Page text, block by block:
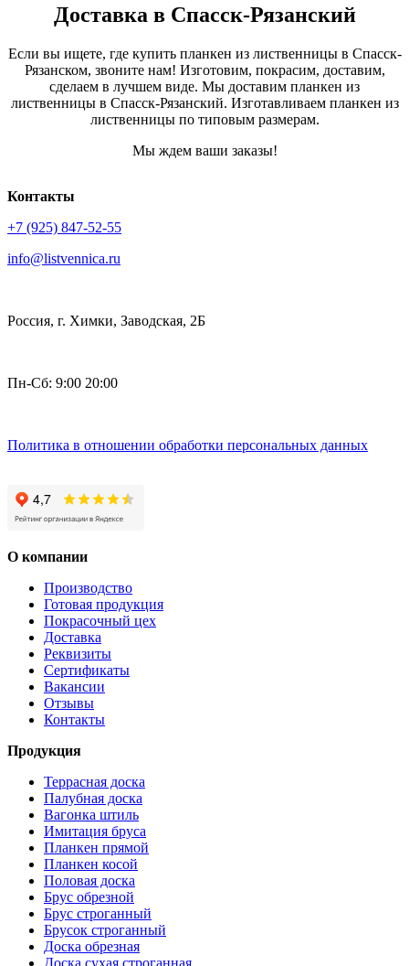
Доставка в Спасск-Рязанский
Если вы ищете, где купить планкен из лиственницы в Спасск-
Рязанском, звоните нам! Изготовим, покрасим, доставим,
сделаем в лучшем виде. Мы доставим планкен из
лиственницы в Спасск-Рязанский. Изготавливаем планкен из
лиственницы по типовым размерам.
Мы ждем ваши заказы!
Контакты
+7 (925) 847-52-55
info@listvennica.ru
Россия, г. Химки, Заводская, 2Б
Пн-Сб: 9:00 20:00
Политика в отношении обработки персональных данных
О компании
Производство
Готовая продукция
Покрасочный цех
Доставка
Реквизиты
Сертификаты
Вакансии
Отзывы
Контакты
Продукция
Террасная доска
Палубная доска
Вагонка штиль
Имитация бруса
Планкен прямой
Планкен косой
Половая доска
Брус обрезной
Брус строганный
Брусок строганный
Доска обрезная
Доска сухая строганная